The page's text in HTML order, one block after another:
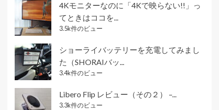
4Kモニターなのに「4Kで映らない!!」っ
てときはココを...
3.5k件のビュー
ショーライバッテリーを充電してみまし
た（SHORAIバッ...
3.4k件のビュー
Libero Flip レビュー（その２） –...
3.3k件のビュー